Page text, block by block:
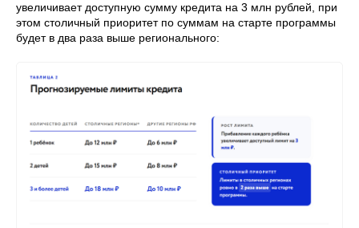
увеличивает доступную сумму кредита на 3 млн рублей, при
этом столичный приоритет по суммам на старте программы
будет в два раза выше регионального: